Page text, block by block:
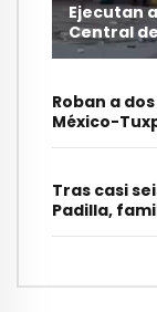
Ejecutan
Central
Roban a
México-
Tras casi
Padilla,